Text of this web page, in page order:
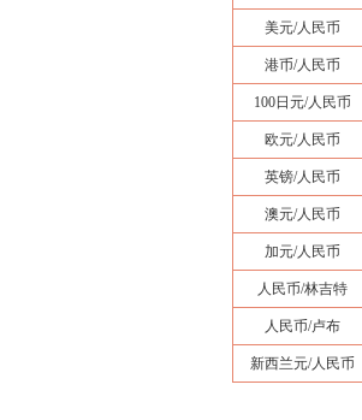
美元/人民币
港币/人民币
100日元/人民币
欧元/人民币
英镑/人民币
澳元/人民币
加元/人民币
人民币/林吉特
人民币/卢布
新西兰元/人民币